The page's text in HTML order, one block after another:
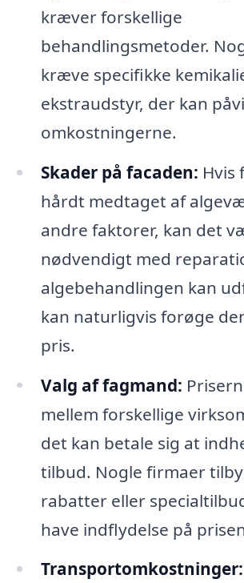
kræver forskellige
behandlingsmetoder.
kræve specifikke
ekstraudstyr, der kan
omkostningerne.
Skader på facaden: Hvis
hårdt medtaget af
andre faktorer, kan det
nødvendigt med
algebehandlingen kan
kan naturligvis forøge
pris.
Valg af fagmand:
mellem forskellige
det kan betale sig at
tilbud. Nogle firmaer
rabatter eller
have indflydelse på
Transportomkostninger: